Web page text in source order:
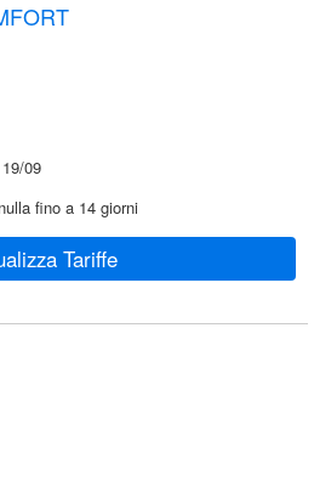
19/09
fino a 14 giorni
Tariffe